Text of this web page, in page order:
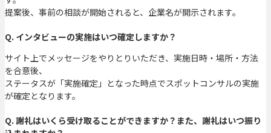
提案後、事前の相談が開始されると、企業名が開示されます。
Q. インタビューの実施はいつ確定しますか？
サイト上でメッセージをやりとりいただき、実施日時・場所・方法
を合意後、
ステータスが「実施確定」となった時点でスポットコンサルの実施
が確定となります。
Q. 謝礼はいくら受け取ることができますか？また、謝礼はいつ振り